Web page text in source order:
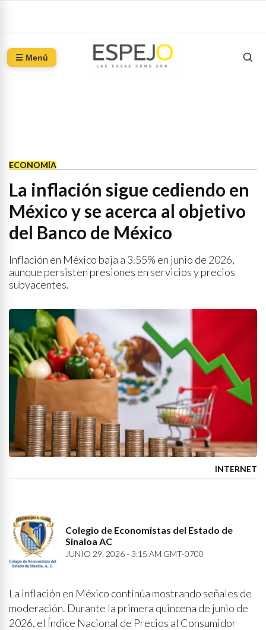
☰ Menú
ECONOMÍA
La inflación sigue cediendo en
México y se acerca al objetivo
del Banco de México
Inflación en México baja a 3.55% en junio de 2026,
aunque persisten presiones en servicios y precios
subyacentes.
INTERNET
Colegio de Economistas del Estado de
Sinaloa AC
JUNIO 29, 2026 - 3:15 AM GMT-0700
La inflación en México continúa mostrando señales de
moderación. Durante la primera quincena de junio de
2026, el Índice Nacional de Precios al Consumidor